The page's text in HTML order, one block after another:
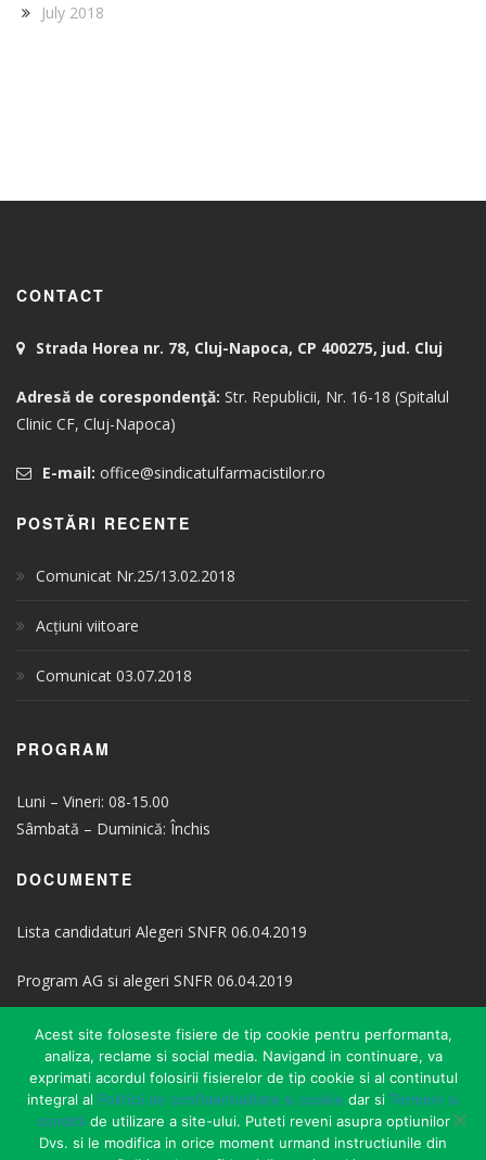
July 2018
CONTACT
Strada Horea nr. 78, Cluj-Napoca, CP 400275, jud. Cluj
Adresă de corespondenţă: Str. Republicii, Nr. 16-18 (Spitalul
Clinic CF, Cluj-Napoca)
E-mail: office@sindicatulfarmacistilor.ro
POSTĂRI RECENTE
Comunicat Nr.25/13.02.2018
Acțiuni viitoare
Comunicat 03.07.2018
PROGRAM
Luni – Vineri: 08-15.00
Sâmbată – Duminică: Închis
DOCUMENTE
Lista candidaturi Alegeri SNFR 06.04.2019
Program AG si alegeri SNFR 06.04.2019
Statut SNFR
Cerere Adeziune
Notificare Retragere Sindicat
Acest site foloseste fisiere de tip cookie pentru performanta,
analiza, reclame si social media. Navigand in continuare, va
exprimati acordul folosirii fisierelor de tip cookie si al continutul
integral al Politicii de confidentialitate si cookie dar si Termeni si
conditii de utilizare a site-ului. Puteti reveni asupra optiunilor
Dvs. si le modifica in orice moment urmand instructiunile din